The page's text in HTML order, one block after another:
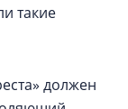
такие
должен